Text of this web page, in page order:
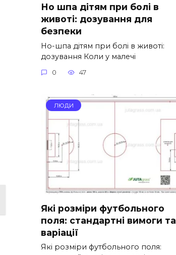
Но шпа дітям при болі в
животі: дозування для
безпеки
Но-шпа дітям при болі в животі:
дозування Коли у малечі
0 47
ЛЮДИ
Які розміри футбольного
поля: стандартні вимоги та
варіації
Які розміри футбольного поля: